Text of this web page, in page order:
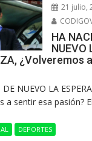
21 julio,
HA
NUEVO
¿Volveremos
NUEVO LA
a sentir esa pasión?
DEPORTES